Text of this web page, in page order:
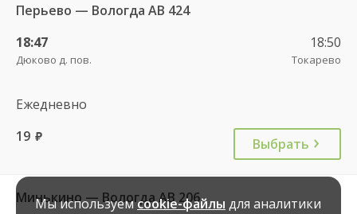
Перьево — Вологда АВ 424
18:47
Дюково д. пов.
18:50
Токарево
Ежедневно
19 руб. Выбрать
Минькино — Вологда АВ 206
Мы используемcookie-файлы для аналитики